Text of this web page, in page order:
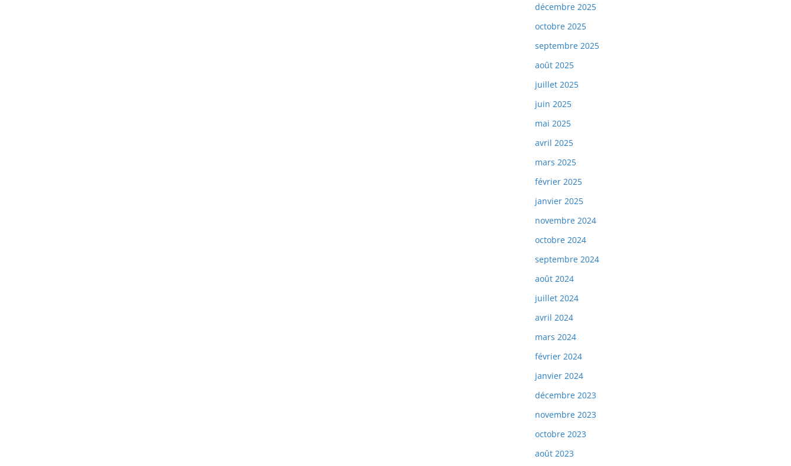
décembre 2025
octobre 2025
septembre 2025
août 2025
juillet 2025
juin 2025
mai 2025
avril 2025
mars 2025
février 2025
janvier 2025
novembre 2024
octobre 2024
septembre 2024
août 2024
juillet 2024
avril 2024
mars 2024
février 2024
janvier 2024
décembre 2023
novembre 2023
octobre 2023
août 2023